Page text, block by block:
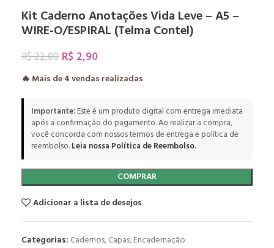
Kit Caderno Anotações Vida Leve – A5 –
WIRE-O/ESPIRAL (Telma Contel)
R$22,00 R$ 2,90
🔥 Mais de4vendas realizadas
Importante:Este é um produto digital com entrega imediata
após a confirmação do pagamento. Ao realizar a compra,
você concorda com nossos termos de entrega e política de
reembolso.Leia nossa Política de Reembolso.
COMPRAR
Adicionar a lista de desejos
Categorias: Cadernos,Capas,Encadernação